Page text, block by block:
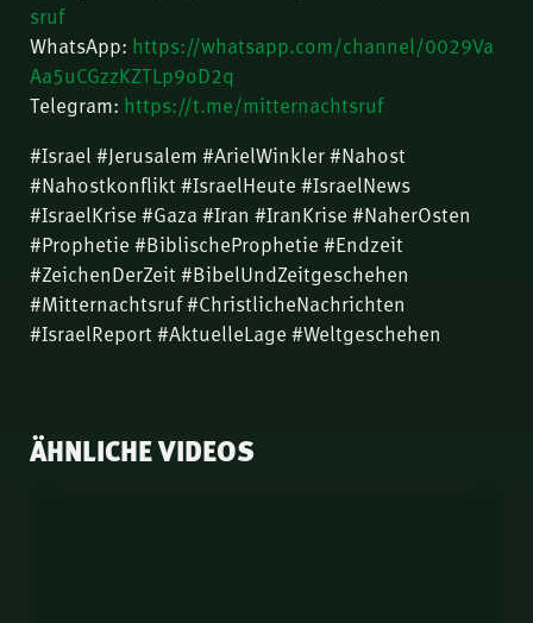
sruf
WhatsApp: https://whatsapp.com/channel/0029Va
Aa5uCGzzKZTLp9oD2q
Telegram: https://t.me/mitternachtsruf
#Israel #Jerusalem #ArielWinkler #Nahost
#Nahostkonflikt #IsraelHeute #IsraelNews
#IsraelKrise #Gaza #Iran #IranKrise #NaherOsten
#Prophetie #BiblischeProphetie #Endzeit
#ZeichenDerZeit #BibelUndZeitgeschehen
#Mitternachtsruf #ChristlicheNachrichten
#IsraelReport #AktuelleLage #Weltgeschehen
ÄHNLICHE VIDEOS